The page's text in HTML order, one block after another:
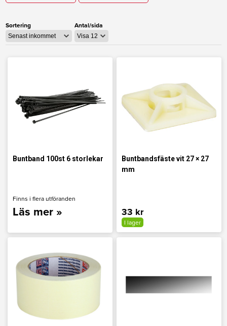
Sortering Antal/sida
Buntband 100st 6 storlekar
Finns i flera utföranden
Läs mer »
Buntbandsfäste vit 27 × 27
mm
33 kr
I lager